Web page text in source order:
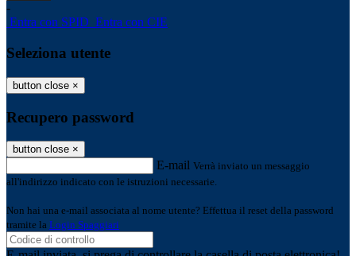
-
Entra con SPID Entra con CIE
Seleziona utente
button close ×
Recupero password
button close ×
E-mail Verrà inviato un messaggio
all'indirizzo indicato con le istruzioni necessarie.
Non hai una e-mail associata al nome utente? Effettua il reset della password
tramite la Login Spaggiari